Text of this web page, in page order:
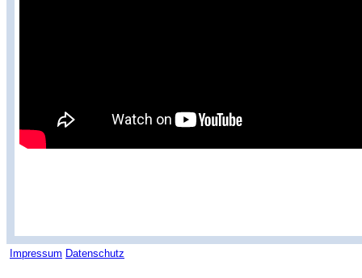
Impressum Datenschutz